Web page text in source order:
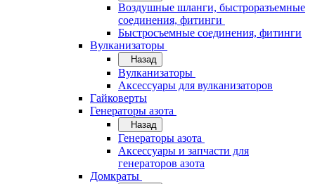
Воздушные шланги, быстроразъемные
соединения, фитинги
Быстросъемные соединения, фитинги
Вулканизаторы
Назад
Вулканизаторы
Аксессуары для вулканизаторов
Гайковерты
Генераторы азота
Назад
Генераторы азота
Аксессуары и запчасти для
генераторов азота
Домкраты